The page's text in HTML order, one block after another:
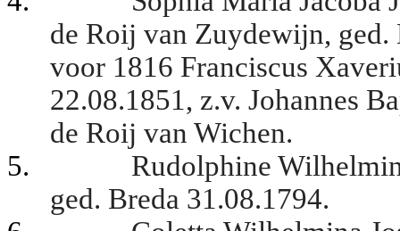
de Roij van Zuydewijn, ged.
voor 1816 Franciscus
22.08.1851, z.v. Johannes
de Roij van Wichen.
5.
Rudolphine
ged. Breda 31.08.1794.